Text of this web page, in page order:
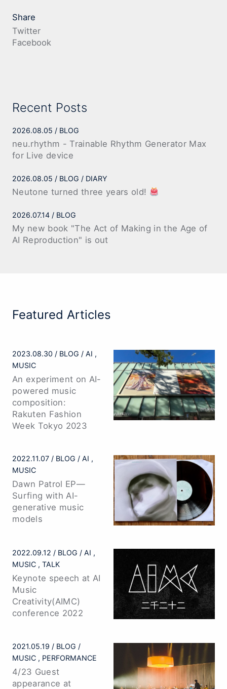
Share
Twitter
Facebook
Recent Posts
2026.08.05 BLOG
neu.rhythm - Trainable Rhythm Generator Max
for Live device
2026.08.05 BLOG DIARY
Neutone turned three years old!
2026.07.14 BLOG
My new book "The Act of Making in the Age of
AI Reproduction" is out
Featured Articles
2023.08.30 BLOG
AI
MUSIC
An experiment on AI-
powered music
composition:
Rakuten Fashion
Week Tokyo 2023
2022.11.07 BLOG
AI
MUSIC
Dawn Patrol EP—
Surfing with AI-
generative music
models
2022.09.12 BLOG
AI
MUSIC
TALK
Keynote speech at AI
Music
Creativity(AIMC)
conference 2022
2021.05.19
BLOG
MUSIC
PERFORMANCE
4/23 Guest
appearance at